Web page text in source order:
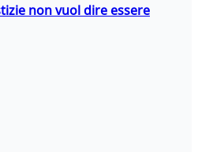
non vuol dire essere